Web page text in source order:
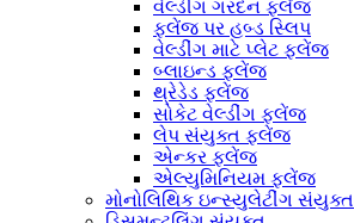
વેલ્ડીંગ ગરદન ફ્લેંજ
ફ્લેંજ પર હબ્ડ સ્લિપ
વેલ્ડીંગ માટે પ્લેટ ફ્લેંજ
બ્લાઇન્ડ ફ્લેંજ
થ્રેડેડ ફ્લેંજ
સોકેટ વેલ્ડીંગ ફ્લેંજ
લેપ સંયુક્ત ફ્લેંજ
એન્કર ફ્લેંજ
એલ્યુમિનિયમ ફ્લેંજ
મોનોલિથિક ઇન્સ્યુલેટીંગ સંયુક્ત